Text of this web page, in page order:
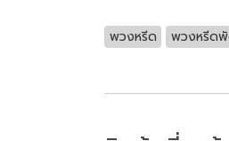
พวงหรีด พวงหรีด